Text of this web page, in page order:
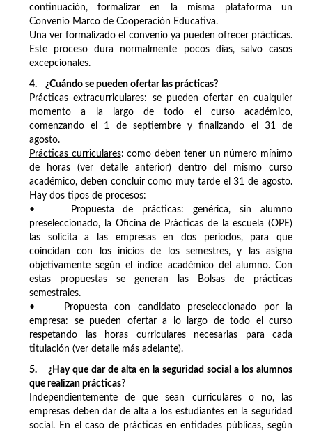
continuación, formalizar en la misma plataforma un
Convenio Marco de Cooperación Educativa.
Una ver formalizado el convenio ya pueden ofrecer prácticas.
Este proceso dura normalmente pocos días, salvo casos
excepcionales.
4. ¿Cuándo se pueden ofertar las prácticas?
Prácticas extracurriculares: se pueden ofertar en cualquier
momento a la largo de todo el curso académico,
comenzando el 1 de septiembre y finalizando el 31 de
agosto.
Prácticas curriculares: como deben tener un número mínimo
de horas (ver detalle anterior) dentro del mismo curso
académico, deben concluir como muy tarde el 31 de agosto.
Hay dos tipos de procesos:
• Propuesta de prácticas: genérica, sin alumno
preseleccionado, la Oficina de Prácticas de la escuela (OPE)
las solicita a las empresas en dos periodos, para que
coincidan con los inicios de los semestres, y las asigna
objetivamente según el índice académico del alumno. Con
estas propuestas se generan las Bolsas de prácticas
semestrales.
• Propuesta con candidato preseleccionado por la
empresa: se pueden ofertar a lo largo de todo el curso
respetando las horas curriculares necesarias para cada
titulación (ver detalle más adelante).
5. ¿Hay que dar de alta en la seguridad social a los alumnos
que realizan prácticas?
Independientemente de que sean curriculares o no, las
empresas deben dar de alta a los estudiantes en la seguridad
social. En el caso de prácticas en entidades públicas, según